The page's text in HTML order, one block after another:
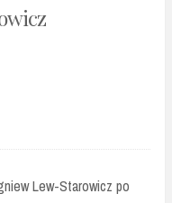
Lew-Starowicz po